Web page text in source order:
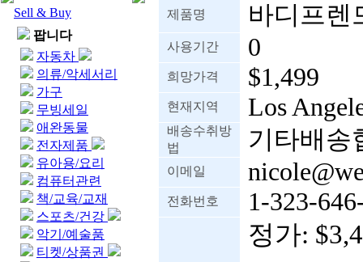
Sell & Buy
팝니다
자동차
의류/악세서리
가구
무빙세일
애완동물
전자제품
유아용/요리
컴퓨터관련
책/교육/교재
스포츠/건강
악기/예술품
티켓/상품권
제품명 바디프렌
사용기간 0
희망가격 $1,499
현재지역 Los
배송수취방
법
기타배송
이메일
전화번호 1-323-
정가: